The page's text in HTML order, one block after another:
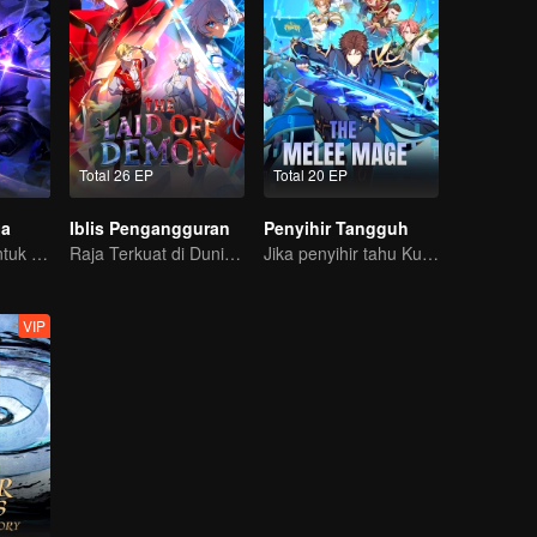
Inilah nasibku untuk mengusir roh jahat dan iblis!
Total 26 EP
Iblis Pengangguran
Raja Terkuat di Dunia Iblis Tiba-tiba di PHK?
Total 20 EP
Penyihir Tangguh
Jika penyihir tahu Kung Fu, tidak ada yang bisa menghentikannya
VIP